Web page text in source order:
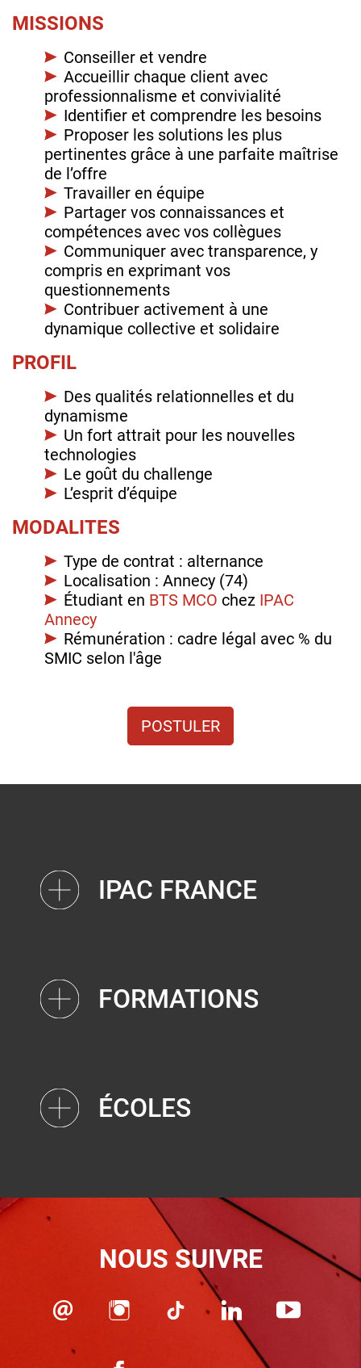
MISSIONS
Conseiller et vendre
Accueillir chaque client avec
professionnalisme et convivialité
Identifier et comprendre les besoins
Proposer les solutions les plus
pertinentes grâce à une parfaite maîtrise
de l’offre
Travailler en équipe
Partager vos connaissances et
compétences avec vos collègues
Communiquer avec transparence, y
compris en exprimant vos
questionnements
Contribuer activement à une
dynamique collective et solidaire
PROFIL
Des qualités relationnelles et du
dynamisme
Un fort attrait pour les nouvelles
technologies
Le goût du challenge
L’esprit d’équipe
MODALITES
Type de contrat : alternance
Localisation : Annecy (74)
Étudiant en BTS MCO chez IPAC
Annecy
Rémunération : cadre légal avec % du
SMIC selon l'âge
POSTULER
IPAC FRANCE
FORMATIONS
ÉCOLES
NOUS SUIVRE